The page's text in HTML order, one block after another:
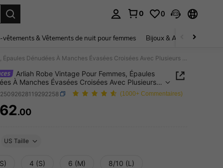
0 0
vêtements & Vêtements de nuit pour femmes Bijoux & Accessoires pour
Arliah Robe Vintage Pour Femmes, Épaules Dénudées À Manches Évasées Croisées Avec Plusieurs Couleurs Contrastées
Arliah Robe Vintage Pour Femmes, Épaules
À Manches Évasées Croisées Avec Plusieurs
Contrastées
(1000+ Commentaires)
AND AVAILABILITY
.00
US Taille
4 (S) 6 (M) 8/10 (L)